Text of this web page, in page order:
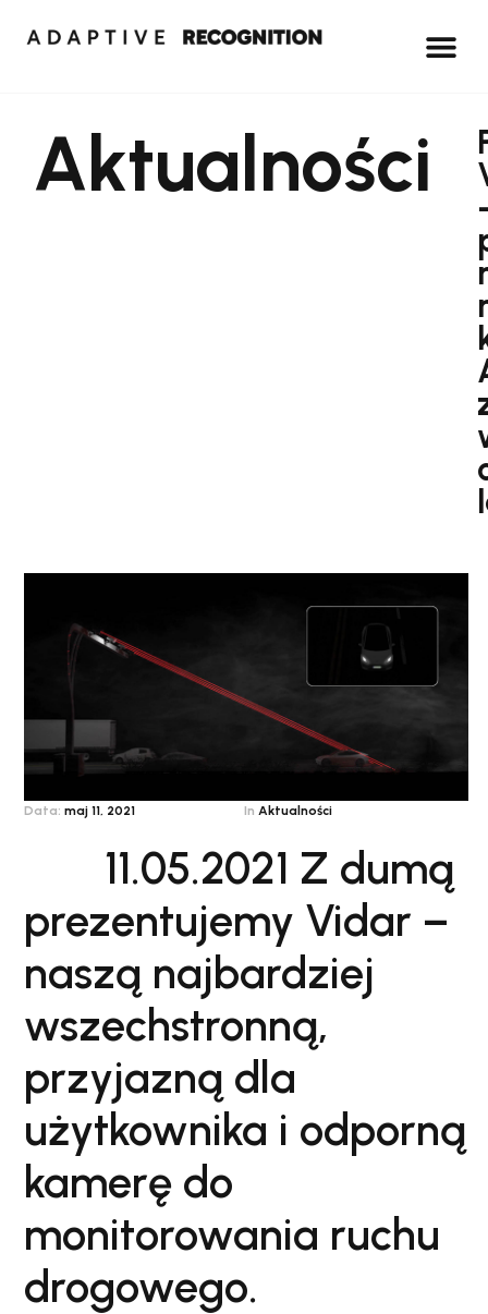
Aktualności
Data: maj 11, 2021 In Aktualności
11.05.2021 Z dumą
prezentujemy Vidar –
naszą najbardziej
wszechstronną,
przyjazną dla
użytkownika i odporną
kamerę do
monitorowania ruchu
drogowego.